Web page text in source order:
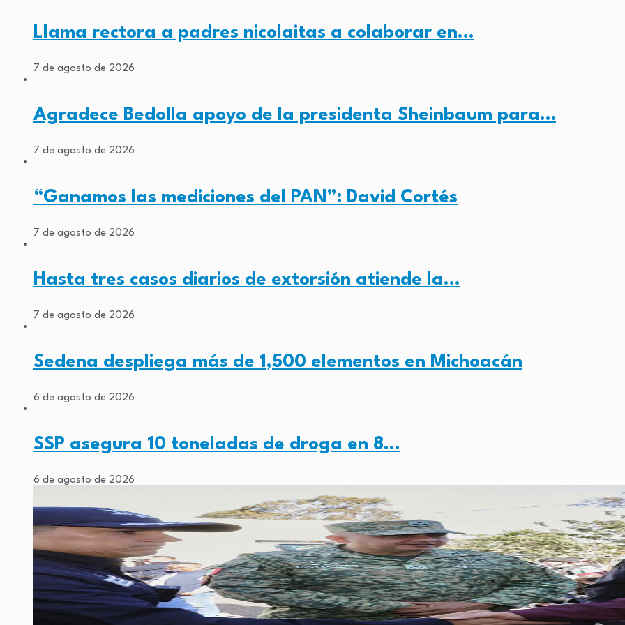
Llama rectora a padres nicolaitas a colaborar en…
7 de agosto de 2026
Agradece Bedolla apoyo de la presidenta Sheinbaum para…
7 de agosto de 2026
“Ganamos las mediciones del PAN”: David Cortés
7 de agosto de 2026
Hasta tres casos diarios de extorsión atiende la…
7 de agosto de 2026
Sedena despliega más de 1,500 elementos en Michoacán
6 de agosto de 2026
SSP asegura 10 toneladas de droga en 8…
6 de agosto de 2026